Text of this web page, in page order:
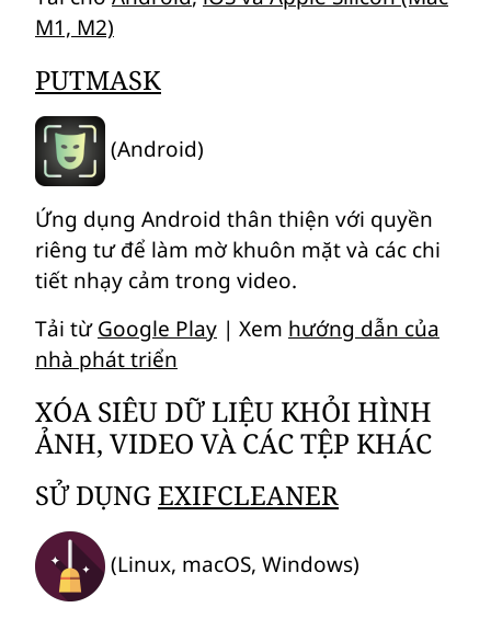
M1, M2)
PUTMASK
(Android)
Ứng dụng Android thân thiện với quyền
riêng tư để làm mờ khuôn mặt và các chi
tiết nhạy cảm trong video.
Tải từGoogle Play | Xem hướng dẫn của
nhà phát triển
XÓA SIÊU DỮ LIỆU KHỎI HÌNH
ẢNH, VIDEO VÀ CÁC TỆP KHÁC
SỬ DỤNGEXIFCLEANER
(Linux, macOS, Windows)